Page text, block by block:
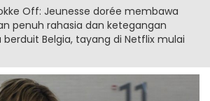
Off: Jeunesse dorée membawa
penuh rahasia dan ketegangan
Belgia, tayang di Netflix mulai